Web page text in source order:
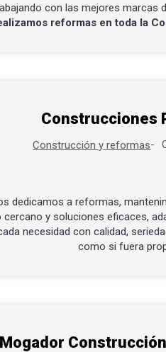
con las mejores marcas
reformas en toda la
Construcciones
Construcción y reformas
dedicamos a reformas,
y soluciones eficaces,
necesidad con calidad,
como si fuera
Mogador